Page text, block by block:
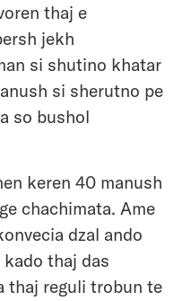
thaj e
jekh
si shutino khatar
si sherutno pe
so bushol
keren 40 manush
chachimata. Ame
dzal ando
thaj das
thaj reguli trobun te